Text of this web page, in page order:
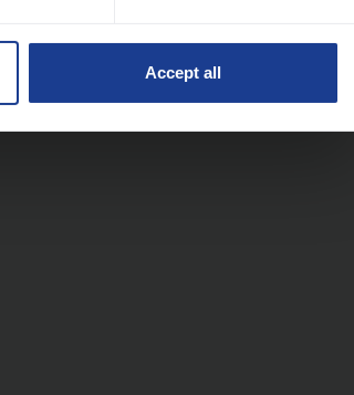
Accept all